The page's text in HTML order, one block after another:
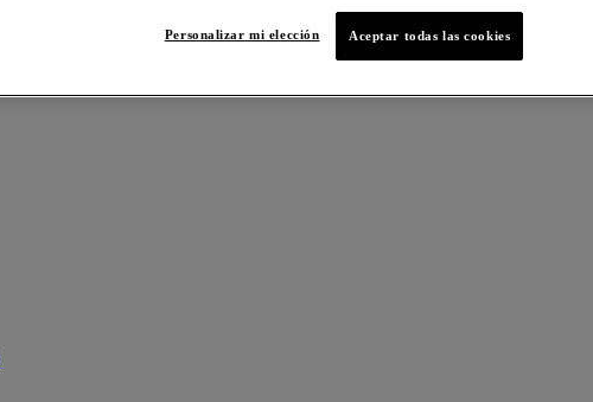
Aceptar todas las cookies
Personalizar mi elección